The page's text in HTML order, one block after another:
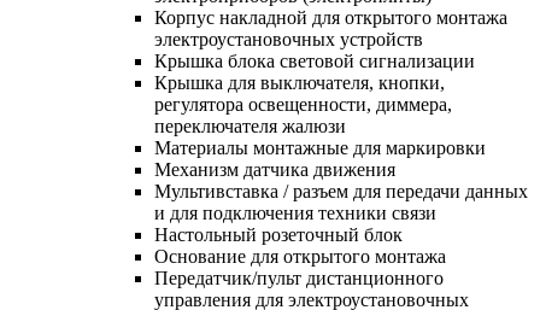
Корпус накладной для открытого монтажа
электроустановочных устройств
Крышка блока световой сигнализации
Крышка для выключателя, кнопки,
регулятора освещенности, диммера,
переключателя жалюзи
Материалы монтажные для маркировки
Механизм датчика движения
Мультивставка / разъем для передачи данных
и для подключения техники связи
Настольный розеточный блок
Основание для открытого монтажа
Передатчик/пульт дистанционного
управления для электроустановочных